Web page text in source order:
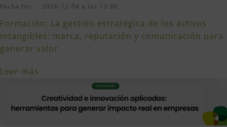
Fecha fin: 2026-12-04 a las 13:30
Formación: La gestión estratégica de los activos
intangibles: marca, reputación y comunicación para
generar valor
Leer más